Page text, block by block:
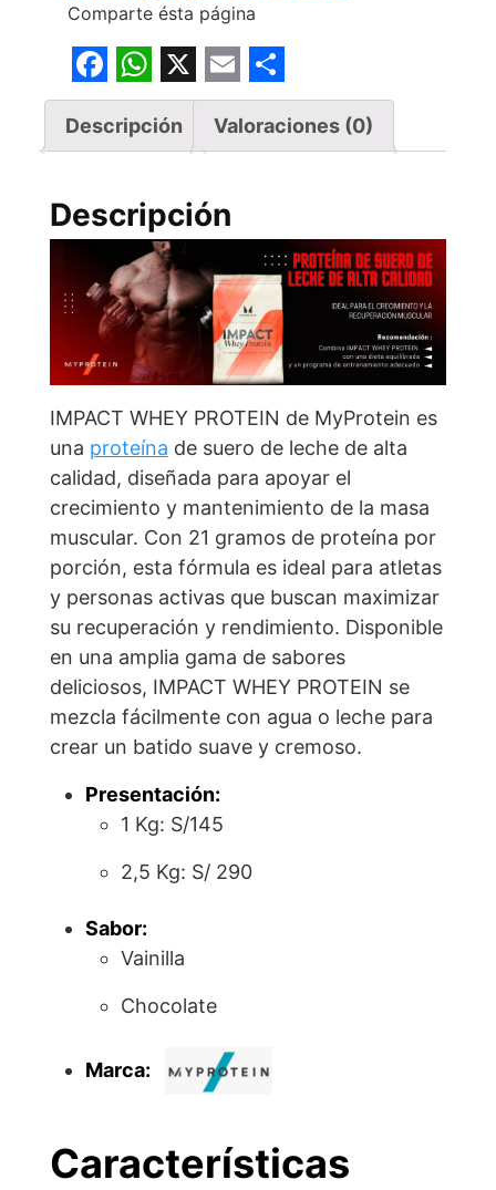
Comparte ésta página
F
a
e
b
o
o
k
W
h
t
s
A
p
p
X E
m
i
l
S
h
e
Descripción Valoraciones (0)
Descripción
IMPACT WHEY PROTEIN de MyProtein es
una proteína de suero de leche de alta
calidad, diseñada para apoyar el
crecimiento y mantenimiento de la masa
muscular. Con 21 gramos de proteína por
porción, esta fórmula es ideal para atletas
y personas activas que buscan maximizar
su recuperación y rendimiento. Disponible
en una amplia gama de sabores
deliciosos, IMPACT WHEY PROTEIN se
mezcla fácilmente con agua o leche para
crear un batido suave y cremoso.
Presentación:
1 Kg: S/145
2,5 Kg: S/ 290
Sabor:
Vainilla
Chocolate
Marca:
Características